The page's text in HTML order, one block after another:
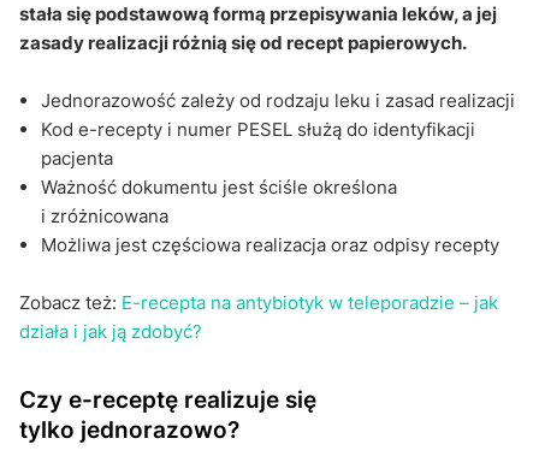
stała się podstawową formą przepisywania leków, a jej
zasady realizacji różnią się od recept papierowych.
Jednorazowość zależy od rodzaju leku i zasad realizacji
Kod e-recepty i numer PESEL służą do identyfikacji
pacjenta
Ważność dokumentu jest ściśle określona
i zróżnicowana
Możliwa jest częściowa realizacja oraz odpisy recepty
Zobacz też: E-recepta na antybiotyk w teleporadzie – jak
działa i jak ją zdobyć?
Czy e-receptę realizuje się
tylko jednorazowo?